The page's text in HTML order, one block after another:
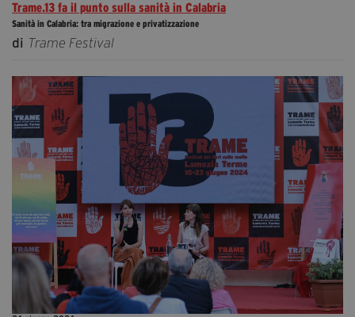
Trame.13 fa il punto sulla sanità in Calabria
Sanità in Calabria: tra migrazione e privatizzazione
di Trame Festival